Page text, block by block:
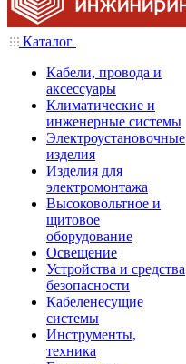
Каталог
Кабели, провода и
аксессуары
Климатические и
инженерные системы
Электроустановочные
изделия
Изделия для
электромонтажа
Высоковольтное и
щитовое
оборудование
Освещение
Устройства и средства
безопасности
Кабеленесущие
системы
Инструменты,
техника